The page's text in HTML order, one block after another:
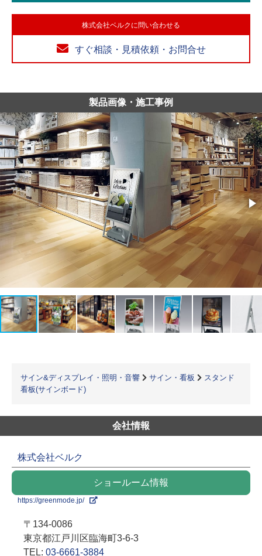
株式会社ベルクに問い合わせる
すぐ相談・見積依頼・お問合せ
製品画像・施工事例
サイン&ディスプレイ・照明・音響 サイン・看板
スタンド
看板(サインボード)
会社情報
株式会社ベルク
ショールーム情報
https://greenmode.jp/
〒134-0086
東京都江戸川区臨海町3-6-3
TEL: 03-6661-3884